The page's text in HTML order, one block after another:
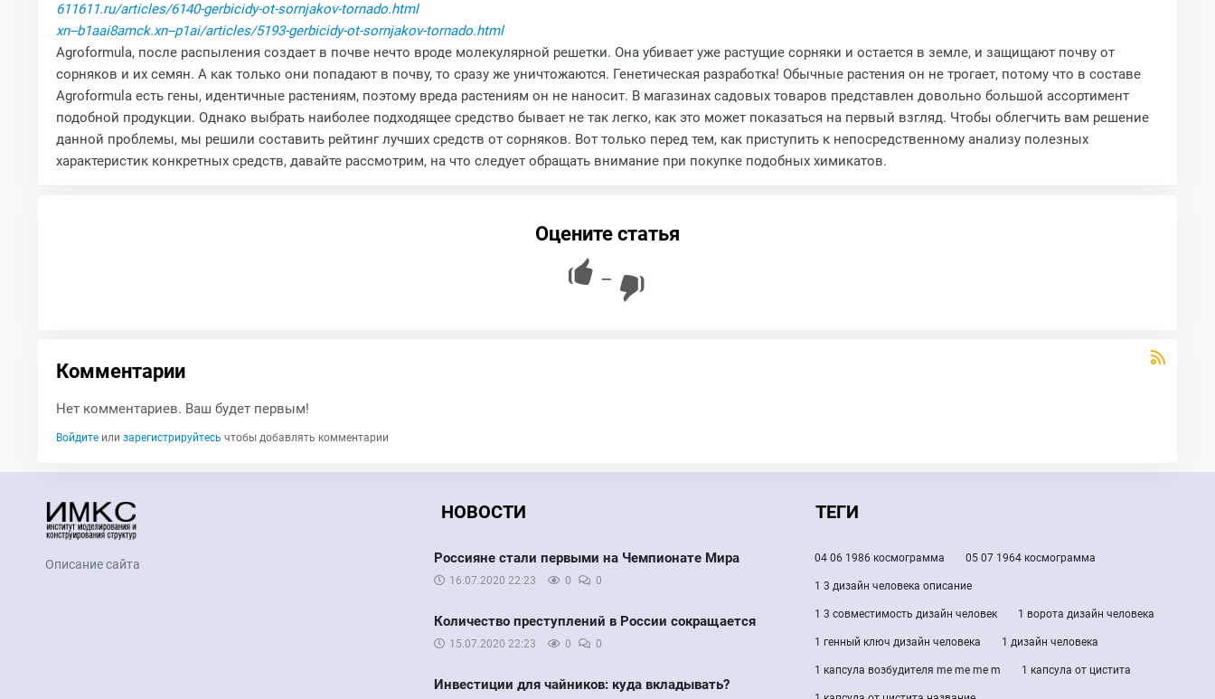
611611.ru/articles/6140-gerbicidy-ot-sornjakov-tornado.html
xn--b1aai8amck.xn--p1ai/articles/5193-gerbicidy-ot-sornjakov-tornado.html
Agroformula, после распыления создает в почве нечто вроде молекулярной решетки. Она убивает уже растущие сорняки и остается в земле, и защищают почву от
сорняков и их семян. А как только они попадают в почву, то сразу же уничтожаются. Генетическая разработка! Обычные растения он не трогает, потому что в составе
Agroformula есть гены, идентичные растениям, поэтому вреда растениям он не наносит. В магазинах садовых товаров представлен довольно большой ассортимент
подобной продукции. Однако выбрать наиболее подходящее средство бывает не так легко, как это может показаться на первый взгляд. Чтобы облегчить вам решение
данной проблемы, мы решили составить рейтинг лучших средств от сорняков. Вот только перед тем, как приступить к непосредственному анализу полезных
характеристик конкретных средств, давайте рассмотрим, на что следует обращать внимание при покупке подобных химикатов.
Оцените статья
—
Комментарии
Нет комментариев. Ваш будет первым!
Войдитеили зарегистрируйтесь чтобы добавлять комментарии
Описание сайта
НОВОСТИ
Россияне стали первыми на Чемпионате Мира
16.07.2020 22:23 0 0
Количество преступлений в России сокращается
15.07.2020 22:23 0 0
Инвестиции для чайников: куда вкладывать?
ТЕГИ
04 06 1986 космограмма 05 07 1964 космограмма
1 3 дизайн человека описание
1 3 совместимость дизайн человек 1 ворота дизайн человека
1 генный ключ дизайн человека 1 дизайн человека
1 капсула возбудителя me me me m 1 капсула от цистита